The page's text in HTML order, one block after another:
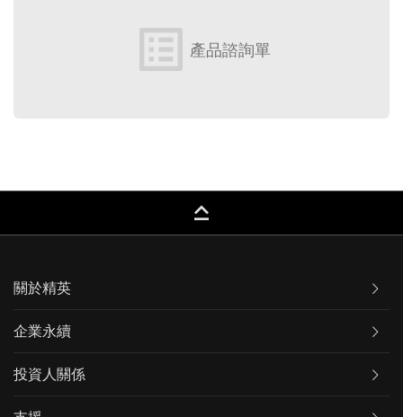
list_alt 產品諮詢單
keyboard_capslock
關於精英
企業永續
投資人關係